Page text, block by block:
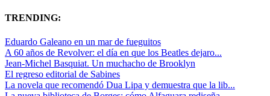
TRENDING:
Eduardo Galeano en un mar de fueguitos
A 60 años de Revolver: el día en que los Beatles dejaro...
Jean-Michel Basquiat. Un muchacho de Brooklyn
El regreso editorial de Sabines
La novela que recomendó Dua Lipa y demuestra que la lib...